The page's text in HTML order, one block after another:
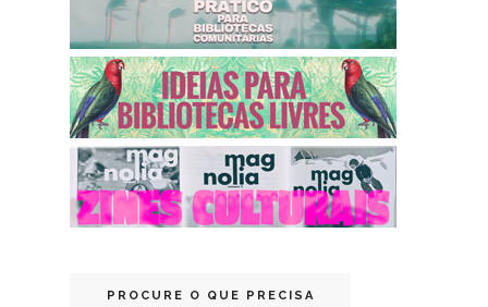
PROCURE O QUE PRECISA